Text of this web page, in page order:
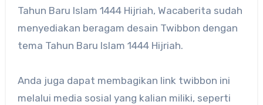
Tahun Baru Islam 1444 Hijriah, Wacaberita sudah
menyediakan beragam desain Twibbon dengan
tema Tahun Baru Islam 1444 Hijriah.
Anda juga dapat membagikan link twibbon ini
melalui media sosial yang kalian miliki, seperti